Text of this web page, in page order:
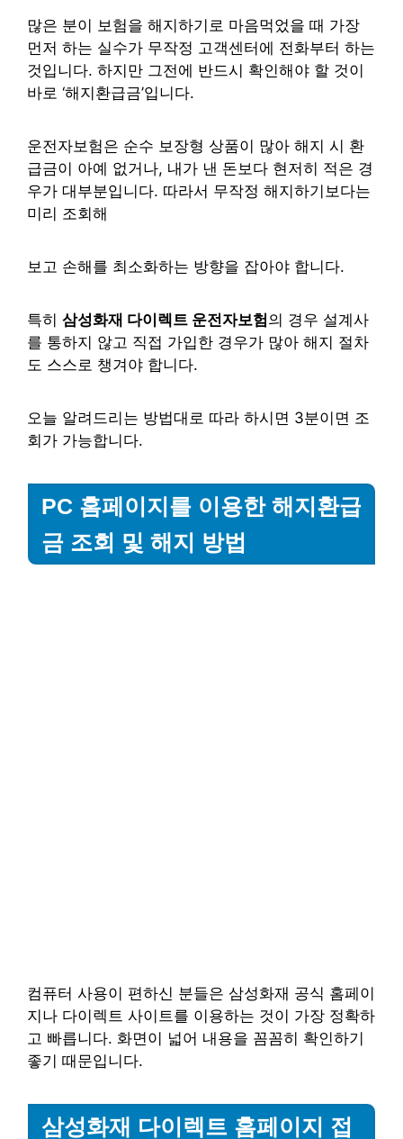
많은 분이 보험을 해지하기로 마음먹었을 때 가장
먼저 하는 실수가 무작정 고객센터에 전화부터 하는
것입니다. 하지만 그전에 반드시 확인해야 할 것이
바로 ‘해지환급금’입니다.
운전자보험은 순수 보장형 상품이 많아 해지 시 환
급금이 아예 없거나, 내가 낸 돈보다 현저히 적은 경
우가 대부분입니다. 따라서 무작정 해지하기보다는
미리 조회해
보고 손해를 최소화하는 방향을 잡아야 합니다.
특히 삼성화재 다이렉트 운전자보험의 경우 설계사
를 통하지 않고 직접 가입한 경우가 많아 해지 절차
도 스스로 챙겨야 합니다.
오늘 알려드리는 방법대로 따라 하시면 3분이면 조
회가 가능합니다.
PC 홈페이지를 이용한 해지환급
금 조회 및 해지 방법
컴퓨터 사용이 편하신 분들은 삼성화재 공식 홈페이
지나 다이렉트 사이트를 이용하는 것이 가장 정확하
고 빠릅니다. 화면이 넓어 내용을 꼼꼼히 확인하기
좋기 때문입니다.
삼성화재 다이렉트 홈페이지 접